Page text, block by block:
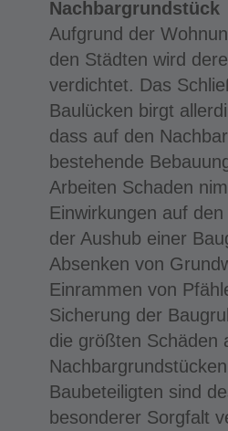
Nachbargrundstück
Aufgrund der
den Städten wird
verdichtet. Das
Baulücken birgt
dass auf den
bestehende
Arbeiten Schaden
Einwirkungen auf
der Aushub einer
Absenken von
Einrammen von
Sicherung der
die größten Schäden
Baubeteiligten sind
besonderer Sorgfalt